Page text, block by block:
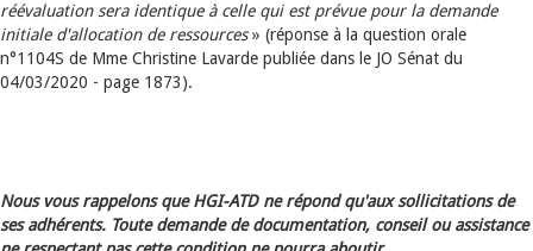
réévaluation sera identique à celle qui est prévue pour la demande
initiale d'allocation de ressources» (réponse à la question orale
n°1104S de Mme Christine Lavarde publiée dans le JO Sénat du
04/03/2020 - page 1873).
Nous vous rappelons que HGI-ATD ne répond qu'aux sollicitations de
ses adhérents. Toute demande de documentation, conseil ou assistance